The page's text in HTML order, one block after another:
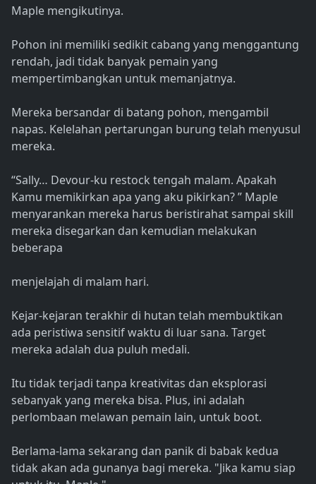
Maple mengikutinya.
Pohon ini memiliki sedikit cabang yang menggantung
rendah, jadi tidak banyak pemain yang
mempertimbangkan untuk memanjatnya.
Mereka bersandar di batang pohon, mengambil
napas. Kelelahan pertarungan burung telah menyusul
mereka.
“Sally… Devour-ku restock tengah malam. Apakah
Kamu memikirkan apa yang aku pikirkan? ” Maple
menyarankan mereka harus beristirahat sampai skill
mereka disegarkan dan kemudian melakukan
beberapa
menjelajah di malam hari.
Kejar-kejaran terakhir di hutan telah membuktikan
ada peristiwa sensitif waktu di luar sana. Target
mereka adalah dua puluh medali.
Itu tidak terjadi tanpa kreativitas dan eksplorasi
sebanyak yang mereka bisa. Plus, ini adalah
perlombaan melawan pemain lain, untuk boot.
Berlama-lama sekarang dan panik di babak kedua
tidak akan ada gunanya bagi mereka. "Jika kamu siap